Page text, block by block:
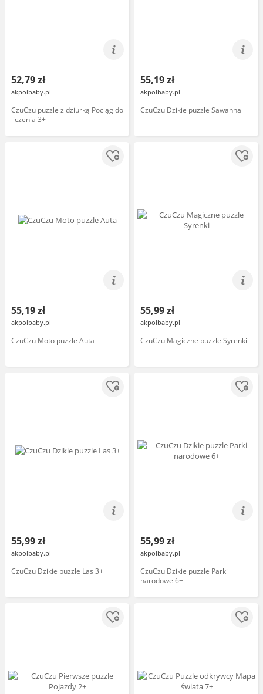
52,79 zł
akpolbaby.pl
CzuCzu puzzle z dziurką Pociąg do
liczenia 3+
55,19 zł
akpolbaby.pl
CzuCzu Dzikie puzzle Sawanna
55,19 zł
akpolbaby.pl
CzuCzu Moto puzzle Auta
55,99 zł
akpolbaby.pl
CzuCzu Magiczne puzzle Syrenki
55,99 zł
akpolbaby.pl
CzuCzu Dzikie puzzle Las 3+
55,99 zł
akpolbaby.pl
CzuCzu Dzikie puzzle Parki
narodowe 6+